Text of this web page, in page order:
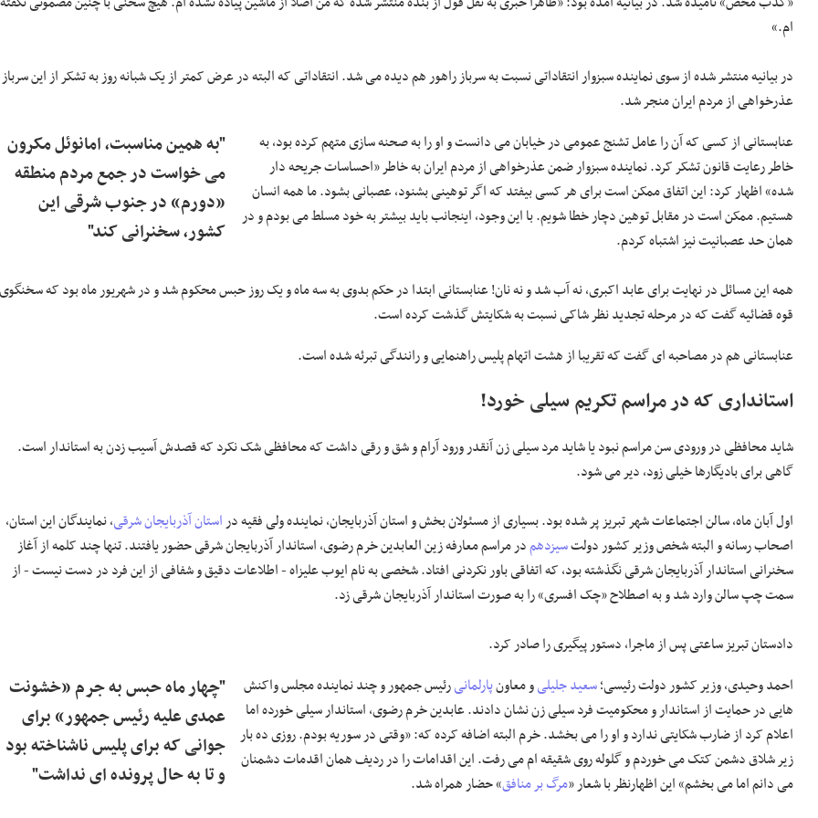
ام.»
در بیانیه منتشر شده از سوی نماینده سبزوار انتقاداتی نسبت به سرباز راهور هم دیده می شد. انتقاداتی که البته در عرض کمتر از یک شبانه روز به تشکر از این
عذرخواهی از مردم ایران منجر شد.
"به همین مناسبت، امانوئل مکرون
می خواست در جمع مردم منطقه
«دورم» در جنوب شرقی این
کشور، سخنرانی کند"
عنابستانی از کسی که آن را عامل تشنج عمومی در خیابان می دانست و او را به صحنه سازی متهم کرده بود، به
خاطر رعایت قانون تشکر کرد. نماینده سبزوار ضمن عذرخواهی از مردم ایران به خاطر «احساسات جریحه دار
شده» اظهار کرد: این اتفاق ممکن است برای هر کسی بیفتد که اگر توهینی بشنود، عصبانی بشود. ما همه انسان
هستیم. ممکن است در مقابل توهین دچار خطا شویم. با این وجود، اینجانب باید بیشتر به خود مسلط می بودم و در
همان حد عصبانیت نیز اشتباه کردم.
همه این مسائل در نهایت برای عابد اکبری، نه آب شد و نه نان! عنابستانی ابتدا در حکم بدوی به سه ماه و یک روز حبس محکوم شد و در شهریور ماه بود که سخنگوی
قوه قضائیه گفت که در مرحله تجدید نظر شاکی نسبت به شکایتش گذشت کرده است.
عنابستانی هم در مصاحبه ای گفت که تقریبا از هشت اتهام پلیس راهنمایی و رانندگی تبرئه شده است.
استانداری که در مراسم تکریم سیلی خورد!
شاید محافظی در ورودی سن مراسم نبود یا شاید مرد سیلی زن آنقدر ورود آرام و شق و رقی داشت که محافظی شک نکرد که قصدش آسیب زدن به استاندار است.
گاهی برای بادیگارها خیلی زود، دیر می شود.
اول آبان ماه، سالن اجتماعات شهر تبریز پر شده بود. بسیاری از مسئولان بخش و استان آذربایجان، نماینده ولی فقیه دراستان آذربایجان شرقی، نمایندگان این استان،
اصحاب رسانه و البته شخص وزیر کشور دولتسیزدهمدر مراسم معارفه زین العابدین خرم رضوی، استاندار آذربایجان شرقی حضور یافتند. تنها چند کلمه از آغاز
سخنرانی استاندار آذربایجان شرقی نگذشته بود، که اتفاقی باور نکردنی افتاد. شخصی به نام ایوب علیزاه - اطلاعات دقیق و شفافی از این فرد در دست نیست - از
سمت چپ سالن وارد شد و به اصطلاح «چک افسری» را به صورت استاندار آذربایجان شرقی زد.
دادستان تبریز ساعتی پس از ماجرا، دستور پیگیری را صادر کرد.
"چهار ماه حبس به جرم «خشونت
عمدی علیه رئیس جمهور» برای
جوانی که برای پلیس ناشناخته بود
و تا به حال پرونده ای نداشت"
احمد وحیدی، وزیر کشور دولت رئیسی؛سعید جلیلیو معاونپارلمانیرئیس جمهور و چند نماینده مجلس واکنش
هایی در حمایت از استاندار و محکومیت فرد سیلی زن نشان دادند. عابدین خرم رضوی، استاندار سیلی خورده اما
اعلام کرد از ضارب شکایتی ندارد و او را می بخشد. خرم البته اضافه کرده که: «وقتی در سوریه بودم. روزی ده بار
زیر شلاق دشمن کتک می خوردم و گلوله روی شقیقه ام می رفت. این اقدامات را در ردیف همان اقدمات دشمنان
می دانم اما می بخشم» این اظهارنظر با شعار «مرگ بر منافق» حضار همراه شد.